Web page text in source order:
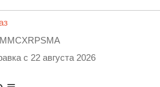
с 22 августа 2026